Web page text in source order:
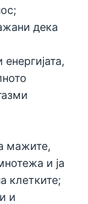
дека
мажите,
и ја
клетките;
и